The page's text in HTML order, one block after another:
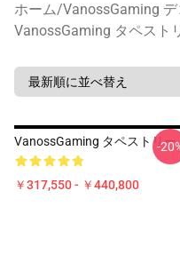
ホーム/VanossGaming
VanossGaming タペスト
VanossGaming タペストリー
￥317,550 - ￥440,800
-